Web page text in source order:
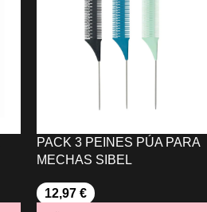
PACK 3 PEINES PÚA PARA
MECHAS SIBEL
12,97 €